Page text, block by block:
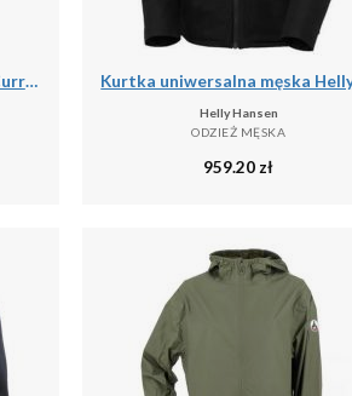
Podkoszulek męskie Vans X Curren X Knost
Helly Hansen
ODZIEŻ MĘSKA
959.20zł